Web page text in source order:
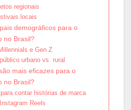
regionais
locais
demográficos para o
no Brasil?
e Gen Z
urbano vs. rural
mais eficazes para o
no Brasil?
contar histórias de marca
Reels